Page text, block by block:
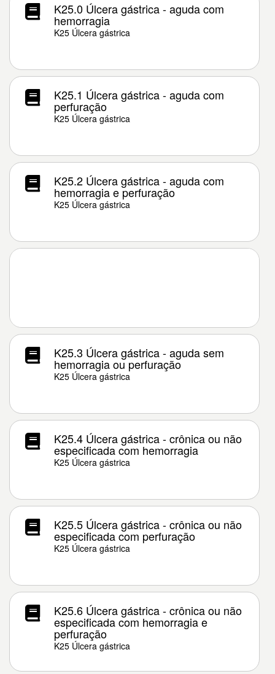
K25.0 Úlcera gástrica - aguda com
hemorragia
K25 Úlcera gástrica
K25.1 Úlcera gástrica - aguda com
perfuração
K25 Úlcera gástrica
K25.2 Úlcera gástrica - aguda com
hemorragia e perfuração
K25 Úlcera gástrica
K25.3 Úlcera gástrica - aguda sem
hemorragia ou perfuração
K25 Úlcera gástrica
K25.4 Úlcera gástrica - crônica ou não
especificada com hemorragia
K25 Úlcera gástrica
K25.5 Úlcera gástrica - crônica ou não
especificada com perfuração
K25 Úlcera gástrica
K25.6 Úlcera gástrica - crônica ou não
especificada com hemorragia e
perfuração
K25 Úlcera gástrica